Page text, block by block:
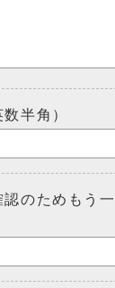
半角）
のためもう